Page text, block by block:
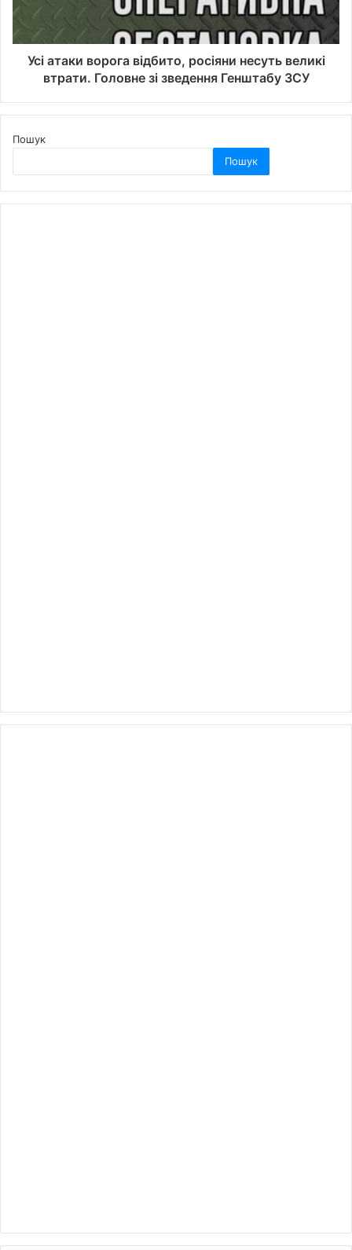
Усі атаки ворога відбито, росіяни несуть великі
втрати. Головне зі зведення Генштабу ЗСУ
Пошук
Пошук